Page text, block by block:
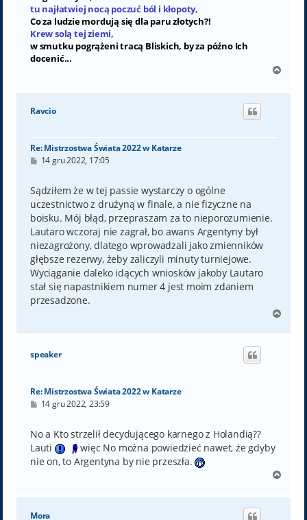
tu najłatwiej nocą poczuć ból i kłopoty,
Co za ludzie mordują się dla paru złotych?!
Krew solą tej ziemi,
w smutku pogrążeni tracą Bliskich, by za późno Ich
docenić...
g
Ravcio
Re: Mistrzostwa Świata 2022 w Katarze
P
t
14 gru 2022, 17:05
Sądziłem że w tej passie wystarczy o ogólne
uczestnictwo z drużyną w finale, a nie fizyczne na
boisku. Mój błąd, przepraszam za to nieporozumienie.
Lautaro wczoraj nie zagrał, bo awans Argentyny był
niezagrożony, dlatego wprowadzali jako zmienników
głębsze rezerwy, żeby zaliczyli minuty turniejowe.
Wyciąganie daleko idących wniosków jakoby Lautaro
stał się napastnikiem numer 4 jest moim zdaniem
przesadzone.
g
speaker
Re: Mistrzostwa Świata 2022 w Katarze
P
t
14 gru 2022, 23:59
No a Kto strzelił decydującego karnego z Holandią??
Lauti
więc No można powiedzieć nawet, że gdyby
nie on, to Argentyna by nie przeszła.
g
Mora